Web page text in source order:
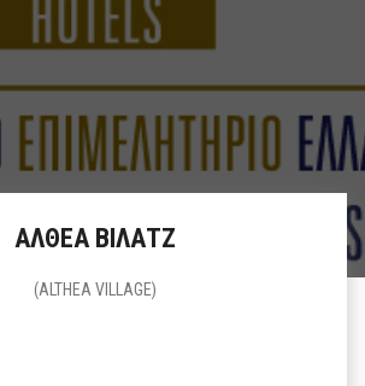
ΑΛΘΕΑ ΒΙΛΑΤΖ
(ALTHEA VILLAGE)